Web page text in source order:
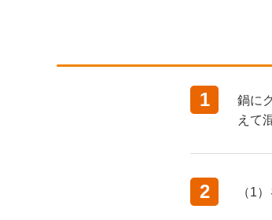
1
鍋に
えて
2 （1